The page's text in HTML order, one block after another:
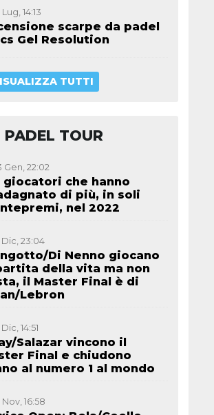
Lug, 14:13
scarpe da padel
Gel Resolution
TUTTI
TOUR
Gen, 22:02
giocatori che hanno
di più, in soli
nel 2022
Dic, 23:04
Di Nenno giocano
della vita ma non
il Master Final è di
Lebron
14:51
Salazar vincono il
Final e chiudono
al numero 1 al mondo
Nov, 16:58